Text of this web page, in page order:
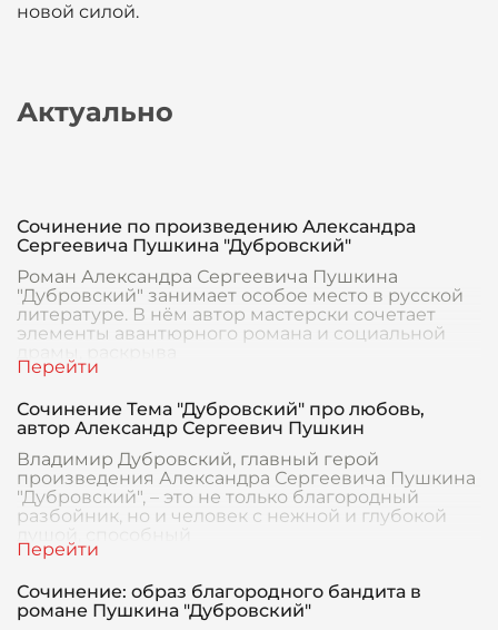
новой силой.
Актуально
Сочинение по произведению Александра
Сергеевича Пушкина "Дубровский"
Роман Александра Сергеевича Пушкина
"Дубровский" занимает особое место в русской
литературе. В нём автор мастерски сочетает
элементы авантюрного романа и социальной
Сочинение Тема "Дубровский" про любовь,
автор Александр Сергеевич Пушкин
Владимир Дубровский, главный герой
произведения Александра Сергеевича Пушкина
"Дубровский", – это не только благородный
разбойник, но и человек с нежной и глубокой
душой, способный
Сочинение: образ благородного бандита в
романе Пушкина "Дубровский"